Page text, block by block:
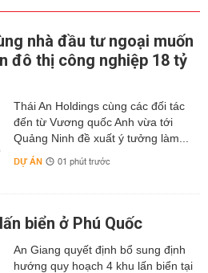
nhà đầu tư ngoại muốn
đô thị công nghiệp 18 tỷ
Thái An Holdings cùng các đối tác
đến từ Vương quốc Anh vừa tới
Quảng Ninh đề xuất ý tưởng làm...
DỰ ÁN 01 phút trước
biển ở Phú Quốc
An Giang quyết định bổ sung định
hướng quy hoạch 4 khu lấn biển tại